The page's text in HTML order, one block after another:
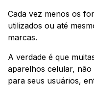
Cada vez menos os
utilizados ou até
marcas.
A verdade é que
aparelhos celular,
para seus usuários,